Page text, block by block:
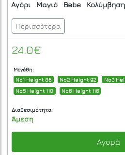
Αγόρι Μαγιό Bebe
Περισσότερα
24.0€
Μεγέθη:
No1 Height 86
No2 Height 92 No3
No5 Height 110
No6 Height 116
Διαθεσιμότητα:
Άμεση
Αγορά